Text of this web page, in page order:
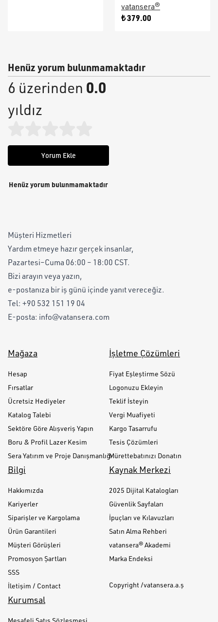
vatansera®
₺ 379.00
Henüz yorum bulunmamaktadır
6 üzerinden 0.0
yıldız
Yorum Ekle
Henüz yorum bulunmamaktadır
Müşteri Hizmetleri
Yardım etmeye hazır gerçek insanlar,
Pazartesi–Cuma 06:00 – 18:00 CST.
Bizi arayın veya yazın,
e-postanıza bir iş günü içinde yanıt vereceğiz.
Tel: +90 532 151 19 04
E-posta: info@vatansera.com
Mağaza
Hesap
Fırsatlar
Ücretsiz Hediyeler
Katalog Talebi
Sektöre Göre Alışveriş Yapın
Boru & Profil Lazer Kesim
Sera Yatırım ve Proje Danışmanlığı
İşletme Çözümleri
Fiyat Eşleştirme Sözü
Logonuzu Ekleyin
Teklif İsteyin
Vergi Muafiyeti
Kargo Tasarrufu
Tesis Çözümleri
Mürettebatınızı Donatın
Bilgi
Hakkımızda
Kariyerler
Siparişler ve Kargolama
Ürün Garantileri
Müşteri Görüşleri
Promosyon Şartları
SSS
İletişim / Contact
Kaynak Merkezi
2025 Dijital Katalogları
Güvenlik Sayfaları
İpuçları ve Kılavuzları
Satın Alma Rehberi
vatansera® Akademi
Marka Endeksi
Copyright /vatansera.a.ş
Kurumsal
Mesafeli Satış Sözleşmesi